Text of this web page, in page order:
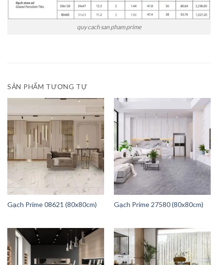
quy cach san pham prime
SẢN PHẨM TƯƠNG TỰ
Gạch Prime 08621 (80x80cm) Gạch Prime 27580 (80x80cm)